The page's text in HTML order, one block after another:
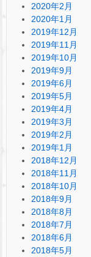
2020年2月
2020年1月
2019年12月
2019年11月
2019年10月
2019年9月
2019年6月
2019年5月
2019年4月
2019年3月
2019年2月
2019年1月
2018年12月
2018年11月
2018年10月
2018年9月
2018年8月
2018年7月
2018年6月
2018年5月